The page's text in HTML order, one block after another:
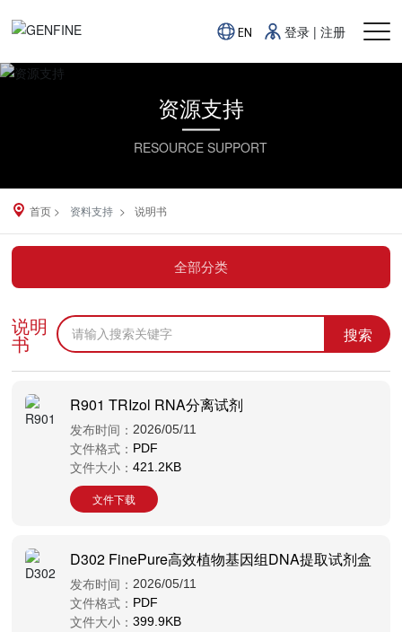
EN 登录 | 注册
资源支持
RESOURCE SUPPORT
首页 资料支持 说明书
全部分类
说明
书 搜索
R901 TRIzol RNA分离试剂
发布时间：2026/05/11
文件格式： PDF
文件大小：421.2KB
文件下载
D302 FinePure高效植物基因组DNA提取试剂盒
发布时间：2026/05/11
文件格式： PDF
文件大小：399.9KB